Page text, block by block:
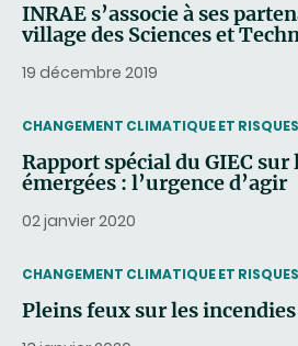
INRAE s’associe à ses
village des Sciences et
19 décembre 2019
THEMATIC
CHANGEMENT CLIMATIQUE ET RISQUES
Rapport spécial du GIEC sur
émergées : l’urgence d’agir
02 janvier 2020
THEMATIC
CHANGEMENT CLIMATIQUE ET RISQUES
Pleins feux sur les